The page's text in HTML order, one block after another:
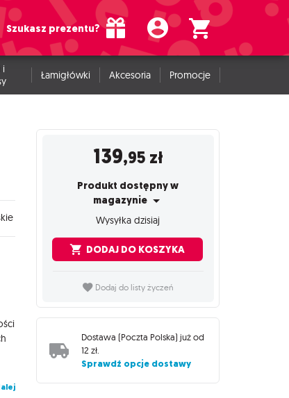
Szukasz prezentu?
i
Łamigłówki Akcesoria Promocje
139,95 zł
Produkt dostępny w
magazynie
Wysyłka dzisiaj
DODAJ DO KOSZYKA
Dodaj do listy życzeń
Dostawa (Poczta Polska) już od
12 zł.
Sprawdź opcje dostawy